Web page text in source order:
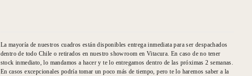
La mayoría de nuestros cuadros están disponibles entrega inmediata para ser despachados
dentro de todo Chile o retirados en nuestro showroom en Vitacura. En caso de no tener
stock inmediato, lo mandamos a hacer y te lo entregamos dentro de las próximas 2 semanas.
En casos excepcionales podría tomar un poco más de tiempo, pero te lo haremos saber a la